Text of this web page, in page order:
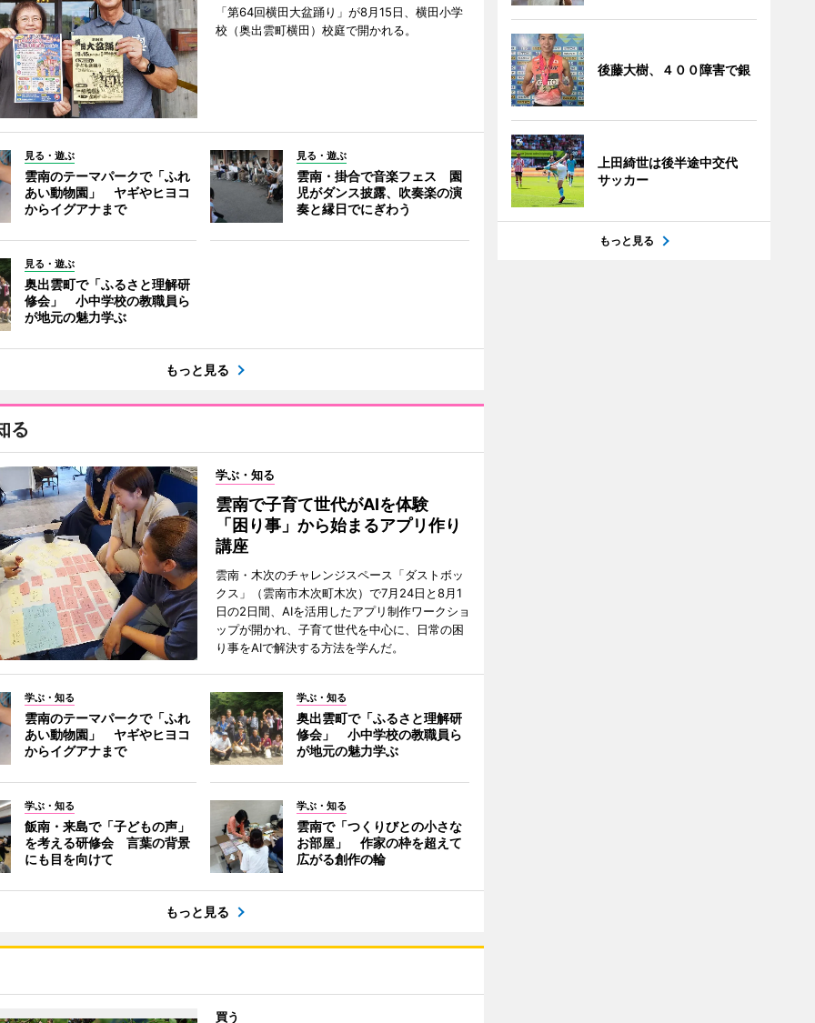
「第64回横田大盆踊り」が8月15日、横田小学
校（奥出雲町横田）校庭で開かれる。
見る・遊ぶ
雲南のテーマパークで「ふれ
あい動物園」 ヤギやヒヨコ
からイグアナまで
見る・遊ぶ
雲南・掛合で音楽フェス 園
児がダンス披露、吹奏楽の演
奏と縁日でにぎわう
見る・遊ぶ
奥出雲町で「ふるさと理解研
修会」 小中学校の教職員ら
が地元の魅力学ぶ
もっと見る
る
学ぶ・知る
雲南で子育て世代がAIを体験
「困り事」から始まるアプリ作り
講座
雲南・木次のチャレンジスペース「ダストボッ
クス」（雲南市木次町木次）で7月24日と8月1
日の2日間、AIを活用したアプリ制作ワークショ
ップが開かれ、子育て世代を中心に、日常の困
り事をAIで解決する方法を学んだ。
学ぶ・知る
雲南のテーマパークで「ふれ
あい動物園」 ヤギやヒヨコ
からイグアナまで
学ぶ・知る
奥出雲町で「ふるさと理解研
修会」 小中学校の教職員ら
が地元の魅力学ぶ
学ぶ・知る
飯南・来島で「子どもの声」
を考える研修会 言葉の背景
にも目を向けて
学ぶ・知る
雲南で「つくりびとの小さな
お部屋」 作家の枠を超えて
広がる創作の輪
もっと見る
買う
後藤大樹、４００障害で銀
上田綺世は後半途中交代
サッカー
もっと見る